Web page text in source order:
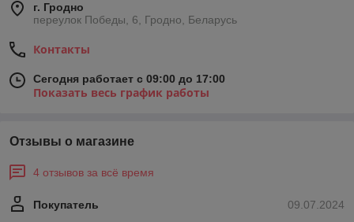
г. Гродно
переулок Победы, 6, Гродно, Беларусь
Контакты
Сегодня работает с 09:00 до 17:00
Показать весь график работы
Отзывы о магазине
4 отзывов за всё время
09.07.2024
Покупатель